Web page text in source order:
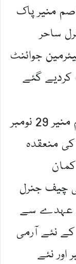
منیر پاک
ساحر
جوائنٹ
گئے
نئے آرمی چیف حافظ سید عاصم منیر 29 نومبر
منعقدہ
چیف جنرل
کو اپنے عہدے سے
نئے آرمی
نئے